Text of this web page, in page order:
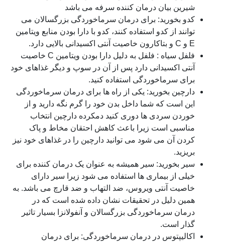
شیرین بیان درمان کننده سرفه می باشد
کدو بخورید: برای درمان سرماخوردگی بزرگسالان می
توانند از کدو استفاده کنند، کدو با دارا بودن منابع ویتامین
E و C و بتاکارون خاصیت آنتی اکسیدانی بالایی دارد.
فلفل سیاه : فلفل به دلیل دارا بودن ویتامین C خاصیت
آنتی اکسیدانی دارد پس از آن در سوپ و دیگر غذاهای خود
برای سرماخوردگی استفاده کنید.
دارچین بخورید: یکی از راه ها برای درمان سرماخوردگی
این است که شما داخل بدن خود را گرم نگه دارید و از
خوردن سردی ها دوری کنید دمکرده دارچین انتخاب
مناسبی است زیرا باعث کاهش احتقان مخاط و پاک
کردن آن می شود می توانید دارچین را در غذاهای خود نیز
بریزید.
سیر بخورید: سیر همیشه به عنوان یک درمان کننده برای
خیلی از بیماری ها استفاده می شود زیرا سیر دارای
خاصیت آنتی ویروس، ضد التهاب و ضد قارچ می باشد. به
همین دلیل در تحقیقات نشان داده شده است که در
درمان سرماخوردگی بزرگسالان و آنفولانزا بسیار تاثیر
گذار است.
اکالیپتوس در درمان سرماخوردگی: برای درمان